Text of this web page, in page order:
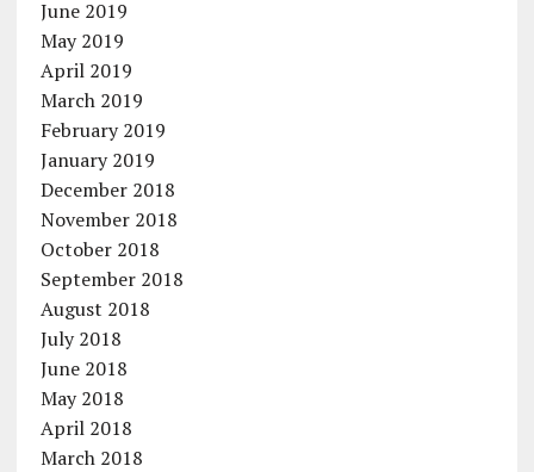
June 2019
May 2019
April 2019
March 2019
February 2019
January 2019
December 2018
November 2018
October 2018
September 2018
August 2018
July 2018
June 2018
May 2018
April 2018
March 2018